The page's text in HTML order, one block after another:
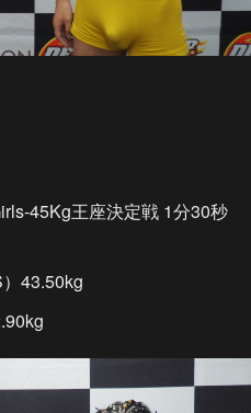
45Kg王座決定戦 1分30秒
43.50kg